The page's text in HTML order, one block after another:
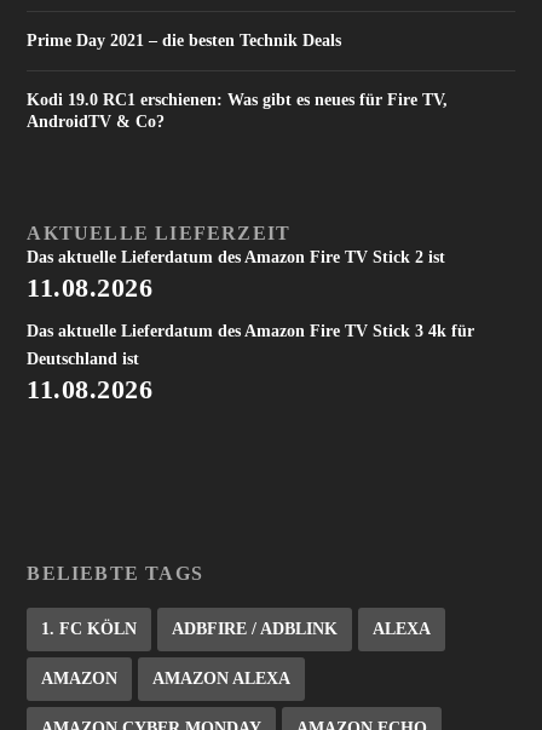
Prime Day 2021 – die besten Technik Deals
Kodi 19.0 RC1 erschienen: Was gibt es neues für Fire TV,
AndroidTV & Co?
AKTUELLE LIEFERZEIT
Das aktuelle Lieferdatum des Amazon Fire TV Stick 2 ist
11.08.2026
Das aktuelle Lieferdatum des Amazon Fire TV Stick 3 4k für
Deutschland ist
11.08.2026
BELIEBTE TAGS
1. FC KÖLN ADBFIRE / ADBLINK ALEXA
AMAZON AMAZON ALEXA